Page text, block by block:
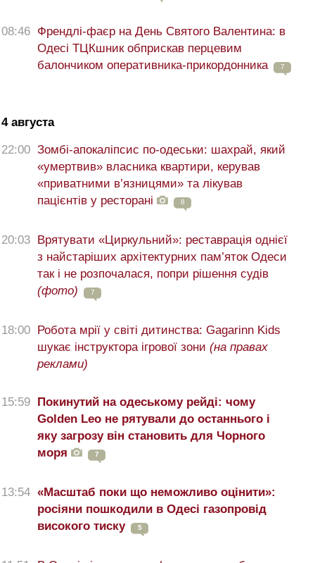
08:46 Френдлі-фаєр на День Святого Валентина: в
Одесі ТЦКшник обприскав перцевим
балончиком оперативника-прикордонника
7
4 августа
22:00 Зомбі-апокаліпсис по-одеськи: шахрай, який
«умертвив» власника квартири, керував
«приватними в’язницями» та лікував
пацієнтів у ресторані
8
20:03
Врятувати «Циркульний»: реставрація однієї
з найстаріших архітектурних пам’яток Одеси
так і не розпочалася, попри рішення судів
(фото)
7
18:00
Робота мрії у світі дитинства: Gagarinn Kids
шукає інструктора ігрової зони (на правах
реклами)
15:59
Покинутий на одеському рейді: чому
Golden Leo не рятували до останнього і
яку загрозу він становить для Чорного
моря
7
13:54 «Масштаб поки що неможливо оцінити»:
росіяни пошкодили в Одесі газопровід
високого тиску
5